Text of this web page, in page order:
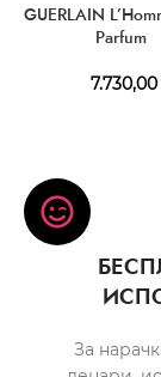
GUERLAIN
Parfum
7.730,00
За